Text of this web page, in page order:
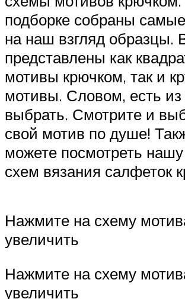
подборке собраны
на наш взгляд образцы.
представлены как
мотивы крючком, так и
мотивы. Словом, есть из
выбрать. Смотрите и
свой мотив по душе!
можете посмотреть
схем вязания салфеток
Нажмите на схему
увеличить
Нажмите на схему
увеличить